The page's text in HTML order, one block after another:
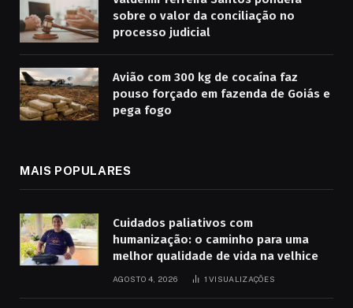
sobre o valor da conciliação no
processo judicial
Avião com 300 kg de cocaína faz
pouso forçado em fazenda de Goiás e
pega fogo
MAIS POPULARES
Cuidados paliativos com
humanização: o caminho para uma
melhor qualidade de vida na velhice
AGOSTO 4, 2026 1VISUALIZAÇÕES